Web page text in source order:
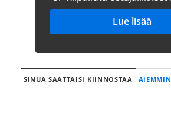
Lue lisää
SINUA SAATTAISI KIINNOSTAA